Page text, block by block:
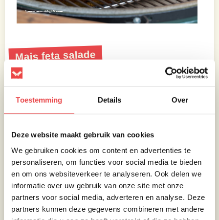
Toestemming Details Over
Deze website maakt gebruik van cookies
We gebruiken cookies om content en advertenties te
personaliseren, om functies voor social media te bieden
en om ons websiteverkeer te analyseren. Ook delen we
informatie over uw gebruik van onze site met onze
partners voor social media, adverteren en analyse. Deze
partners kunnen deze gegevens combineren met andere
Mais feta salade
de Cojita of fetakaas in kleine stukjes.
Doe
alle ingrediënten in een schaal, en serveer dit
hoeveelheid chilipeper (of Jalapeño), en
chilipoeder om de gewenste pittigheid te
krijgen.
Omdat ik heb besloten om de beef short-ribs
niet te gaan inpakken moet ik wel iets doen
om te voorkomen dat het vlees niet te veel
uitdroogt.Dit kan je doen door te moppen met